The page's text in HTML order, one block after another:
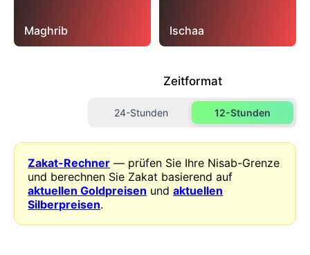
Maghrib Ischaa
Zeitformat
24-Stunden 12-Stunden
Zakat-Rechner — prüfen Sie Ihre Nisab-Grenze
und berechnen Sie Zakat basierend auf
aktuellen Goldpreisen undaktuellen
Silberpreisen.